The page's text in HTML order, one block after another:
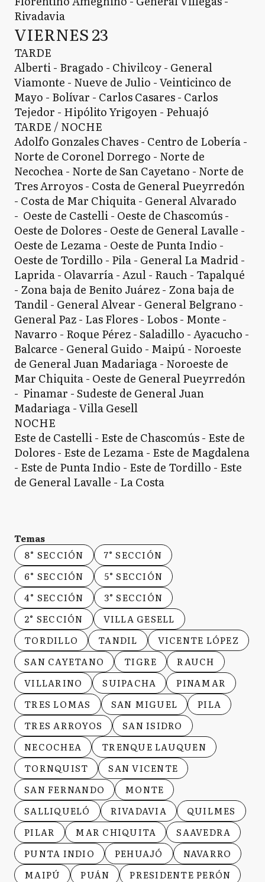
Rivadavia
VIERNES 23
TARDE
Alberti - Bragado - Chivilcoy - General
Viamonte - Nueve de Julio - Veinticinco de
Mayo - Bolívar - Carlos Casares - Carlos
Tejedor - Hipólito Yrigoyen - Pehuajó
TARDE / NOCHE
Adolfo Gonzales Chaves - Centro de Lobería -
Norte de Coronel Dorrego - Norte de
Necochea - Norte de San Cayetano - Norte de
Tres Arroyos - Costa de General Pueyrredón
- Costa de Mar Chiquita - General Alvarado
- Oeste de Castelli - Oeste de Chascomús -
Oeste de Dolores - Oeste de General Lavalle -
Oeste de Lezama - Oeste de Punta Indio -
Oeste de Tordillo - Pila - General La Madrid -
Laprida - Olavarría - Azul - Rauch - Tapalqué
- Zona baja de Benito Juárez - Zona baja de
Tandil - General Alvear - General Belgrano -
General Paz - Las Flores - Lobos - Monte -
Navarro - Roque Pérez - Saladillo - Ayacucho -
Balcarce - General Guido - Maipú - Noroeste
de General Juan Madariaga - Noroeste de
Mar Chiquita - Oeste de General Pueyrredón
- Pinamar - Sudeste de General Juan
Madariaga - Villa Gesell
NOCHE
Este de Castelli - Este de Chascomús - Este de
Dolores - Este de Lezama - Este de Magdalena
- Este de Punta Indio - Este de Tordillo - Este
de General Lavalle - La Costa
Temas
8° SECCIÓN
7° SECCIÓN
6° SECCIÓN
5° SECCIÓN
4° SECCIÓN
3° SECCIÓN
2° SECCIÓN
VILLA GESELL
TORDILLO
TANDIL
VICENTE LÓPEZ
SAN CAYETANO
TIGRE
RAUCH
VILLARINO
SUIPACHA
PINAMAR
TRES LOMAS
SAN MIGUEL
PILA
TRES ARROYOS
SAN ISIDRO
NECOCHEA
TRENQUE LAUQUEN
TORNQUIST
SAN VICENTE
SAN FERNANDO
MONTE
SALLIQUELÓ
RIVADAVIA
QUILMES
PILAR
MAR CHIQUITA
SAAVEDRA
PUNTA INDIO
PEHUAJÓ
NAVARRO
MAIPÚ
PUÁN
PRESIDENTE PERÓN